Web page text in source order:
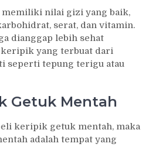
nilai gizi yang baik,
serat, dan vitamin.
dianggap lebih sehat
yang terbuat dari
seperti tepung terigu atau
Getuk Mentah
keripik getuk mentah, maka
adalah tempat yang